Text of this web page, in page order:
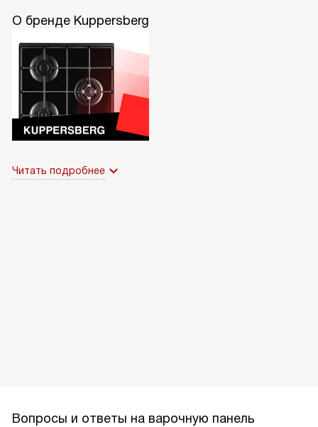
О бренде Kuppersberg
Читать подробнее
Вопросы и ответы на варочную панель